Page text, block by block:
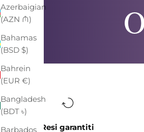
Azerbaigian
(AZN ₼)
Bahamas
(BSD $)
Bahrein
(EUR €)
Bangladesh
(BDT ৳)
Barbados
Resi garantiti